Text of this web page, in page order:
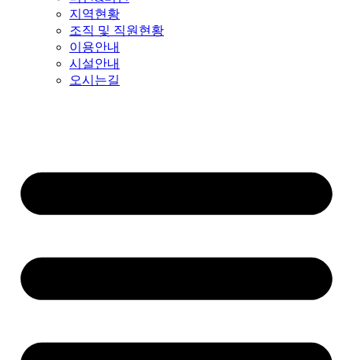
지역현황
조직 및 직원현황
이용안내
시설안내
오시는길